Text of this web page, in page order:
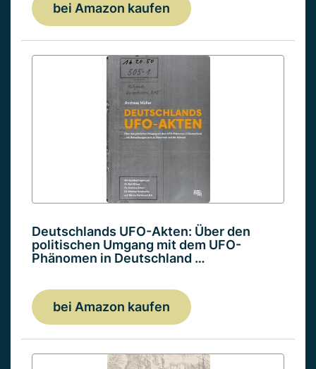
bei Amazon kaufen
Deutschlands UFO-Akten: Über den
politischen Umgang mit dem UFO-
Phänomen in Deutschland …
bei Amazon kaufen